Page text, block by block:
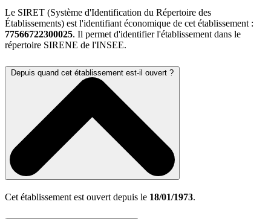
Le SIRET (Système d'Identification du Répertoire des
Établissements) est l'identifiant économique de cet établissement :
77566722300025. Il permet d'identifier l'établissement dans le
répertoire SIRENE de l'INSEE.
Depuis quand cet établissement est-il ouvert ?
Cet établissement est ouvert depuis le 18/01/1973.